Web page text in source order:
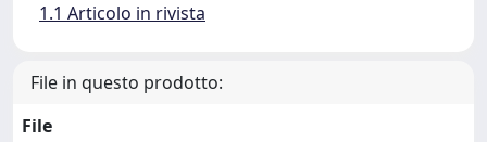
1.1 Articolo in rivista
File in questo prodotto:
File